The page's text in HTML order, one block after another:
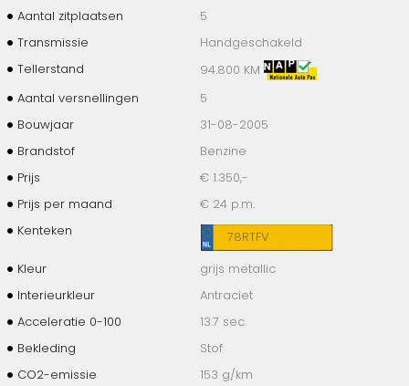
Aantal zitplaatsen
5
Transmissie
Handgeschakeld
Tellerstand
94.800 KM
Aantal versnellingen
5
Bouwjaar
31-08-2005
Brandstof
Benzine
Prijs
€ 1.350,-
Prijs per maand
€ 24 p.m.
Kenteken
78RTFV
Kleur
grijs metallic
Interieurkleur
Antraciet
Acceleratie 0-100
13.7 sec.
Bekleding
Stof
CO2-emissie
153 g/km